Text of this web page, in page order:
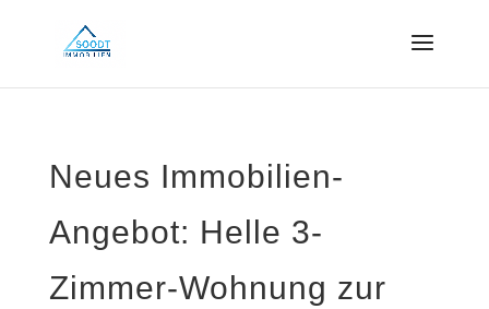
Neues Immobilien-
Angebot: Helle 3-
Zimmer-Wohnung zur